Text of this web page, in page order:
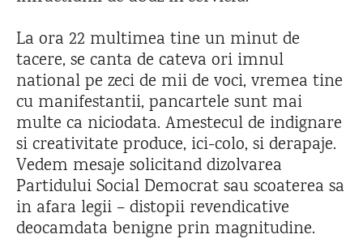
La ora 22 multimea tine un minut de
tacere, se canta de cateva ori imnul
national pe zeci de mii de voci, vremea tine
cu manifestantii, pancartele sunt mai
multe ca niciodata. Amestecul de indignare
si creativitate produce, ici-colo, si derapaje.
Vedem mesaje solicitand dizolvarea
Partidului Social Democrat sau scoaterea sa
in afara legii – distopii revendicative
deocamdata benigne prin magnitudine.